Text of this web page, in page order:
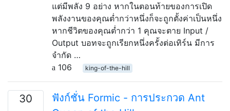
แต่มีพลัง 9 อย่าง หากในตอนท้ายของการเปิด
พลังงานของคุณต่ำกว่าหนึ่งก็จะถูกตั้งค่าเป็นหนึ่ง
หากชีวิตของคุณต่ำกว่า 1 คุณจะตาย Input /
Output บอทจะถูกเรียกหนึ่งครั้งต่อเทิร์น มีการ
จำกัด …
106
king-of-the-hill
30
ฟังก์ชั่น Formic - การประกวด Ant